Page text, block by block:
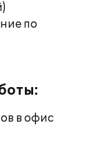
по
в офис